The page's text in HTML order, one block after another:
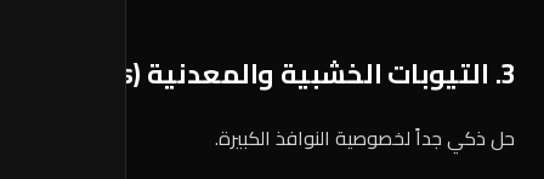
3. التيوبات الخشبية والمعدنية (Louvers)
حل ذكي جداً لخصوصية النوافذ الكبيرة.